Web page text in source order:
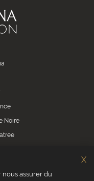
Noire
assurer du
X